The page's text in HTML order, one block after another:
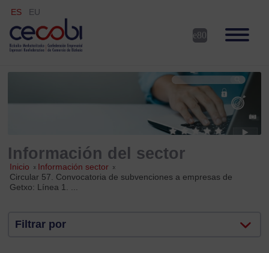
ES EU
Información del sector
Inicio » Información sector »
Circular 57. Convocatoria de subvenciones a empresas de
Getxo: Línea 1. ...
Filtrar por